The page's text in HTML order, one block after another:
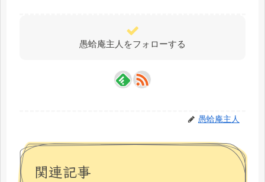
愚蛤庵主人をフォローする
愚蛤庵主人
関連記事